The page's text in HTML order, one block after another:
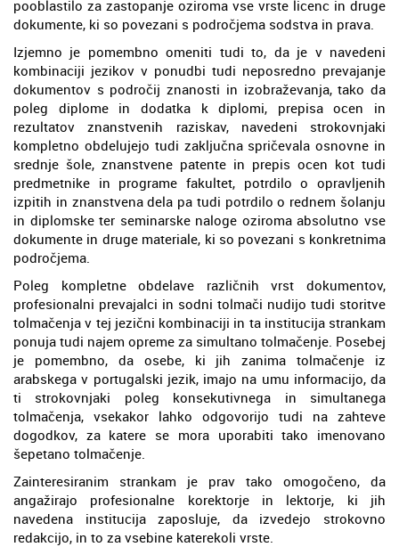
pooblastilo za zastopanje oziroma vse vrste licenc in druge
dokumente, ki so povezani s področjema sodstva in prava.
Izjemno je pomembno omeniti tudi to, da je v navedeni
kombinaciji jezikov v ponudbi tudi neposredno prevajanje
dokumentov s področij znanosti in izobraževanja, tako da
poleg diplome in dodatka k diplomi, prepisa ocen in
rezultatov znanstvenih raziskav, navedeni strokovnjaki
kompletno obdelujejo tudi zaključna spričevala osnovne in
srednje šole, znanstvene patente in prepis ocen kot tudi
predmetnike in programe fakultet, potrdilo o opravljenih
izpitih in znanstvena dela pa tudi potrdilo o rednem šolanju
in diplomske ter seminarske naloge oziroma absolutno vse
dokumente in druge materiale, ki so povezani s konkretnima
področjema.
Poleg kompletne obdelave različnih vrst dokumentov,
profesionalni prevajalci in sodni tolmači nudijo tudi storitve
tolmačenja v tej jezični kombinaciji in ta institucija strankam
ponuja tudi najem opreme za simultano tolmačenje. Posebej
je pomembno, da osebe, ki jih zanima tolmačenje iz
arabskega v portugalski jezik, imajo na umu informacijo, da
ti strokovnjaki poleg konsekutivnega in simultanega
tolmačenja, vsekakor lahko odgovorijo tudi na zahteve
dogodkov, za katere se mora uporabiti tako imenovano
šepetano tolmačenje.
Zainteresiranim strankam je prav tako omogočeno, da
angažirajo profesionalne korektorje in lektorje, ki jih
navedena institucija zaposluje, da izvedejo strokovno
redakcijo, in to za vsebine katerekoli vrste.